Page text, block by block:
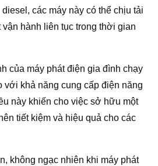
các máy này có thể chịu tải
hành liên tục trong thời gian
của máy phát điện gia đình chạy
với khả năng cung cấp điện năng
này khiến cho việc sở hữu một
tiết kiệm và hiệu quả cho các
không ngạc nhiên khi máy phát